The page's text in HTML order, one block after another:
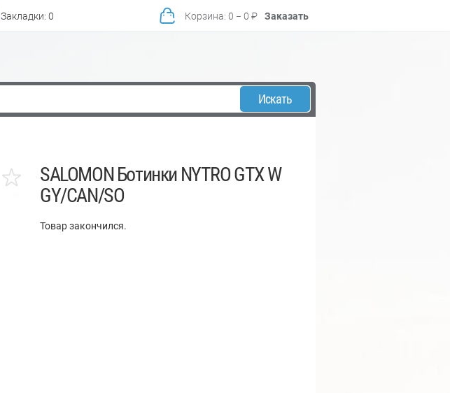
Закладки: 0 Корзина: 0 − 0 ₽ Заказать
Искать
SALOMON Ботинки NYTRO GTX W
GY/CAN/SO
Товар закончился.